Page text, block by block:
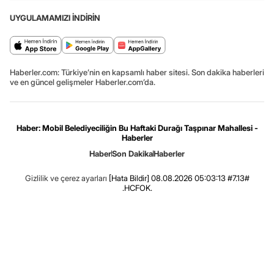
UYGULAMAMIZI İNDİRİN
Haberler.com: Türkiye’nin en kapsamlı haber sitesi. Son dakika haberleri
ve en güncel gelişmeler Haberler.com’da.
Haber: Mobil Belediyeciliğin Bu Haftaki Durağı Taşpınar Mahallesi -
Haberler
HaberSon DakikaHaberler
Gizlilik ve çerez ayarları [Hata Bildir] 08.08.2026 05:03:13 #7.13#
.HCFOK.